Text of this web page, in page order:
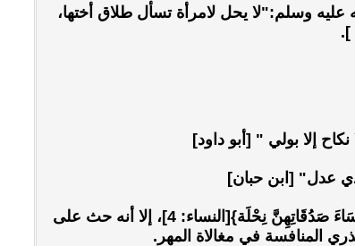
وسلم:"لا يحل لامرأة تسأل طلاق أختها،
].
إلا بولي " [أبو داود]
عدل" [ابن حبان]
المهر: أوجبه الشرع الشريف على الزوج وجعله هدية تكريم للزوجة، قال تعالى: {وَآتُوا النِّسَاءَ صَدُقَاتِهِنَّ نِحْلَة}[النساء: 4]، إلا أنه حث على
المنافسة في مغالاة المهر.